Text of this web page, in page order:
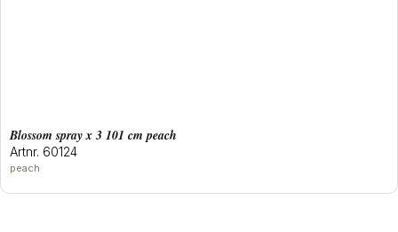
blossom spray x 3 101 cm peach
Artnr. 60124
peach